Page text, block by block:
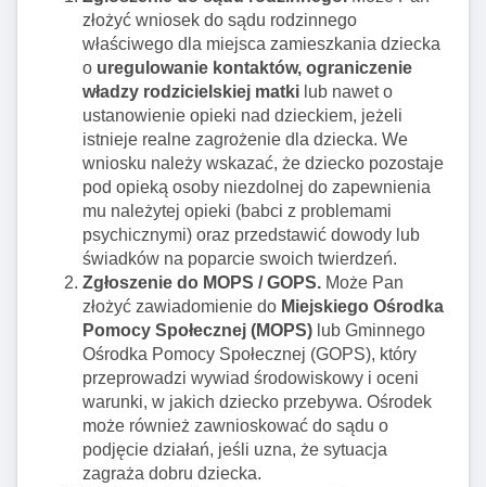
złożyć wniosek do sądu rodzinnego
właściwego dla miejsca zamieszkania dziecka
o uregulowanie kontaktów, ograniczenie
władzy rodzicielskiej matki lub nawet o
ustanowienie opieki nad dzieckiem, jeżeli
istnieje realne zagrożenie dla dziecka. We
wniosku należy wskazać, że dziecko pozostaje
pod opieką osoby niezdolnej do zapewnienia
mu należytej opieki (babci z problemami
psychicznymi) oraz przedstawić dowody lub
świadków na poparcie swoich twierdzeń.
Zgłoszenie do MOPS / GOPS. Może Pan
złożyć zawiadomienie do Miejskiego Ośrodka
Pomocy Społecznej (MOPS) lub Gminnego
Ośrodka Pomocy Społecznej (GOPS), który
przeprowadzi wywiad środowiskowy i oceni
warunki, w jakich dziecko przebywa. Ośrodek
może również zawnioskować do sądu o
podjęcie działań, jeśli uzna, że sytuacja
zagraża dobru dziecka.